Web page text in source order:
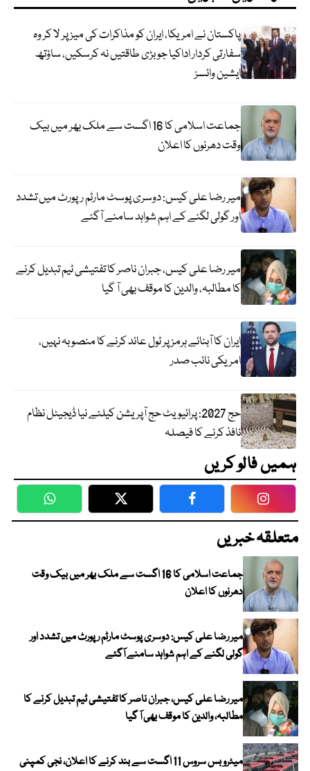
پاکستان نے امریکا، ایران کو مذاکرات کی میز پر لا کر وہ
سفارتی کردار اداکیا جو بڑی طاقتیں نہ کرسکیں، ساؤتھ
ایشین وائسز
جماعت اسلامی کا 16 اگست سے ملک بھر میں بیک
وقت دھرنوں کا اعلان
میر رضا علی کیس: دوسری پوسٹ مارٹم رپورٹ میں تشدد
اور گولی لگنے کے اہم شواہد سامنے آگئے
میر رضا علی کیس، جبران ناصر کا تفتیشی ٹیم تبدیل کرنے
کا مطالبہ، والدین کا موقف بھی آ گیا
ایران کا آبنائے ہرمز پر ٹول عائد کرنے کا منصوبہ نہیں،
امریکی نائب صدر
حج 2027: پرائیویٹ حج آپریشن کیلئے نیا ڈیجیٹل نظام
نافذ کرنے کا فیصلہ
ہمیں فالو کریں
WhatsApp Twitter Facebook
متعلقہ خبریں
جماعت اسلامی کا 16 اگست سے ملک بھر میں بیک وقت
دھرنوں کا اعلان
میر رضا علی کیس: دوسری پوسٹ مارٹم رپورٹ میں تشدد اور
گولی لگنے کے اہم شواہد سامنے آگئے
میر رضا علی کیس، جبران ناصر کا تفتیشی ٹیم تبدیل کرنے کا
مطالبہ، والدین کا موقف بھی آ گیا
میٹرو بس سروس 11 اگست سے بند کرنے کا اعلان، نجی کمپنی